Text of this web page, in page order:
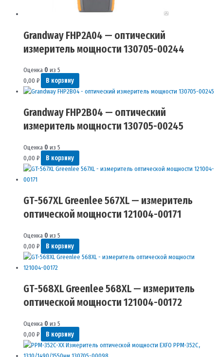
Grandway FHP2A04 — оптический
измеритель мощности 130705-00244
Оценка 0 из 5
0,00 ₽ В корзину
Grandway FHP2B04 — оптический
измеритель мощности 130705-00245
Оценка 0 из 5
0,00 ₽ В корзину
GT-567XL Greenlee 567XL — измеритель
оптической мощности 121004-00171
Оценка 0 из 5
0,00 ₽ В корзину
GT-568XL Greenlee 568XL — измеритель
оптической мощности 121004-00172
Оценка 0 из 5
0,00 ₽ В корзину